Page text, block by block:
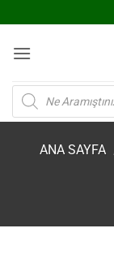
atla
Products
search
ANA SAYFA